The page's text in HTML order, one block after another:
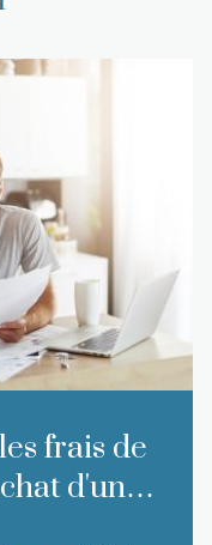
frais de
d'un